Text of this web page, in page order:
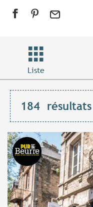
Liste
184 résultats